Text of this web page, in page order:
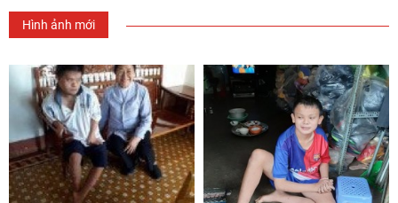
Hình ảnh mới